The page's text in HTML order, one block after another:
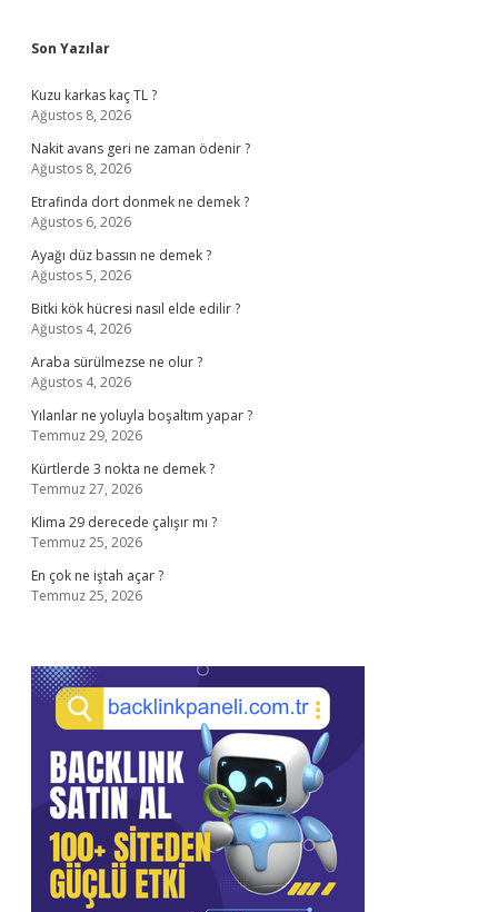
Sidebar
Son Yazılar
Kuzu karkas kaç TL ?
Ağustos 8, 2026
Nakit avans geri ne zaman ödenir ?
Ağustos 8, 2026
Etrafinda dort donmek ne demek ?
Ağustos 6, 2026
Ayağı düz bassın ne demek ?
Ağustos 5, 2026
Bitki kök hücresi nasıl elde edilir ?
Ağustos 4, 2026
Araba sürülmezse ne olur ?
Ağustos 4, 2026
Yılanlar ne yoluyla boşaltım yapar ?
Temmuz 29, 2026
Kürtlerde 3 nokta ne demek ?
Temmuz 27, 2026
Klima 29 derecede çalışır mı ?
Temmuz 25, 2026
En çok ne iştah açar ?
Temmuz 25, 2026